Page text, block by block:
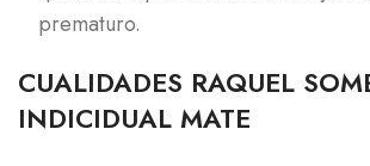
prematuro.
CUALIDADES RAQUEL
INDICIDUAL MATE